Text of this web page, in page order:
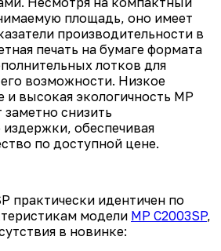
площадь, оно имеет
производительности в
печать на бумаге формата
лотков для
возможности. Низкое
и высокая экологичность MP
заметно снизить
обеспечивая
по доступной цене.
практически идентичен по
модели MP C2003SP,
в новинке: